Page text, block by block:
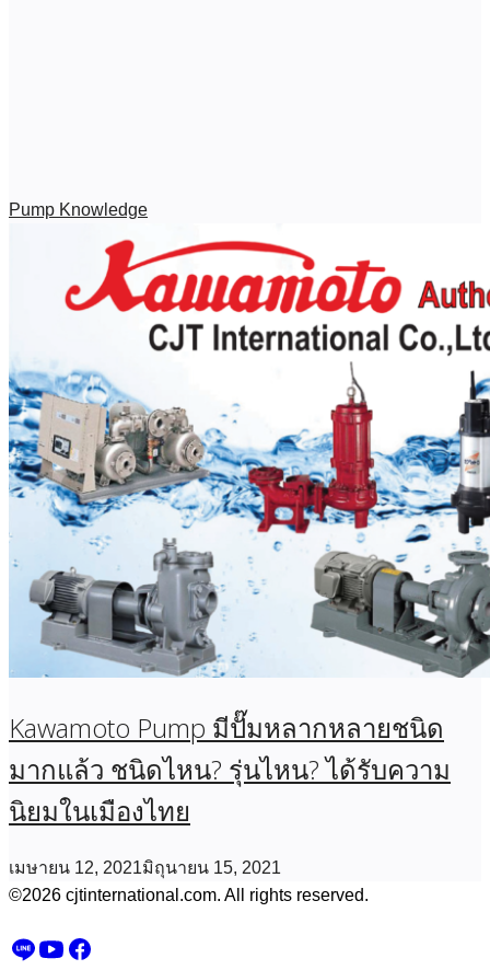
Pump Knowledge
Kawamoto Pump มีปั๊มหลากหลายชนิด
มากแล้ว ชนิดไหน? รุ่นไหน? ได้รับความ
นิยมในเมืองไทย
เมษายน 12, 2021มิถุนายน 15, 2021
©2026 cjtinternational.com. All rights reserved.